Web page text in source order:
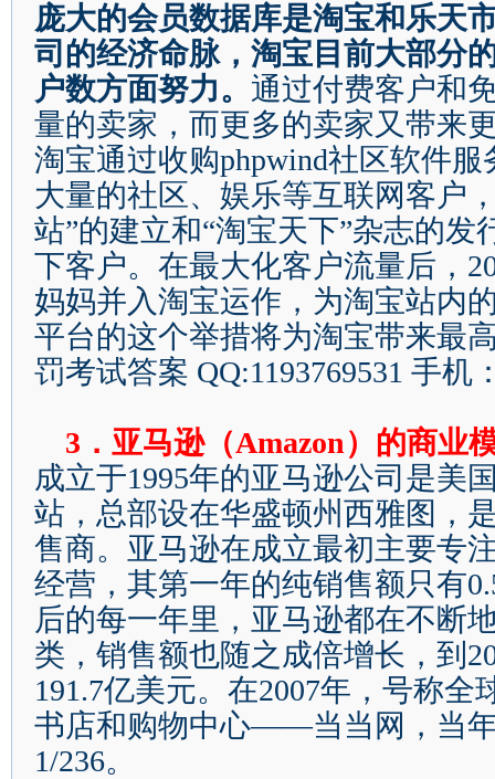
庞大的会员数据库是淘宝和乐天
司的经济命脉，淘宝目前大部分
户数方面努力。 通过付费客户和
量的卖家，而更多的卖家又带来
淘宝通过收购phpwind社区软件服
大量的社区、娱乐等互联网客户
站”的建立和“淘宝天下”杂志的发
下客户。在最大化客户流量后，
妈妈并入淘宝运作，为淘宝站内
平台的这个举措将为淘宝带来最
罚考试答案 QQ:1193769531 手机
3 ．亚马逊（Amazon）的商业
成立于1995年的亚马逊公司是美
站，总部设在华盛顿州西雅图，
售商。亚马逊在成立最初主要专
经营，其第一年的纯销售额只有
后的每一年里，亚马逊都在不断
类，销售额也随之成倍增长，到
191.7亿美元。在2007年，号称全
书店和购物中心——当当网，当
1/236。